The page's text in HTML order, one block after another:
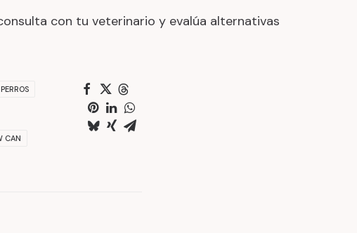
con tu veterinario y evalúa alternativas
CAN